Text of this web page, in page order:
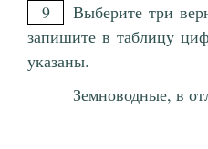
9
Выберите три
запишите в таблицу
указаны.
Земноводные, в